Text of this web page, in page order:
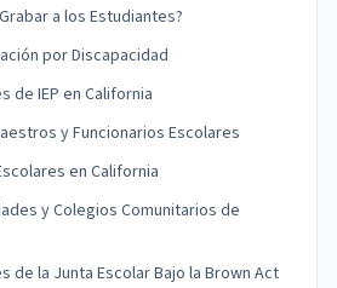
a los Estudiantes?
por Discapacidad
de IEP en California
y Funcionarios Escolares
en California
y Colegios Comunitarios de
de la Junta Escolar Bajo la Brown Act